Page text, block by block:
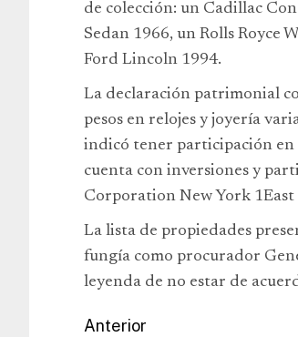
de colección: un Cadillac
Sedan 1966, un Rolls Royce
Ford Lincoln 1994.
La declaración patrimonial
pesos en relojes y joyería
indicó tener participación en
cuenta con inversiones y
Corporation New York
La lista de propiedades
fungía como procurador
leyenda de no estar de
Anterior